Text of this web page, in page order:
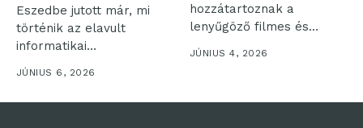
Eszedbe jutott már, mi
történik az elavult
informatikai
eszközeiddel? Az inkluzív
JÚNIUS 6, 2026
hozzátartoznak a
lenyűgöző filmes és
televíziós produkciók,
aminek következtében...
JÚNIUS 4, 2026